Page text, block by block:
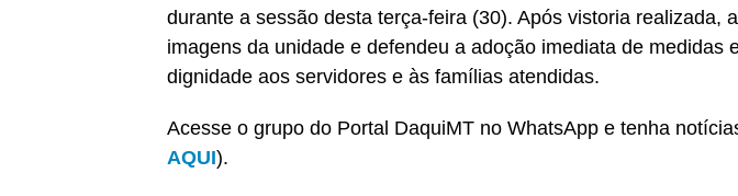
durante a sessão desta terça-feira (30). Após vistoria realizada,
imagens da unidade e defendeu a adoção imediata de medidas
dignidade aos servidores e às famílias atendidas.
Acesse o grupo do Portal DaquiMT no WhatsApp e tenha
AQUI).